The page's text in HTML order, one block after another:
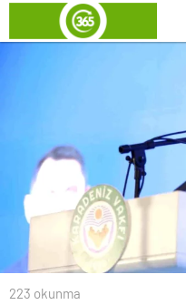
açıklamalarda bulundu
223 okunma